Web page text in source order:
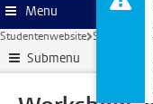
Menu
Studentenwebsite Stage &
Submenu